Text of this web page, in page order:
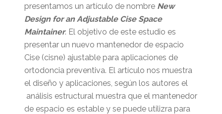
presentamos un artículo de nombreNew
Design for an Adjustable Cise Space
Maintainer. El objetivo de este estudio es
presentar un nuevo mantenedor de espacio
Cise (cisne) ajustable para aplicaciones de
ortodoncia preventiva. El artículo nos muestra
el diseño y aplicaciones, según los autores el
análisis estructural muestra que el mantenedor
de espacio es estable y se puede utilizra para